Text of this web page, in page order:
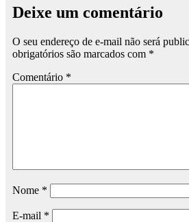
Deixe um comentário
O seu endereço de e-mail não será
obrigatórios são marcados com *
Comentário *
Nome *
E-mail *